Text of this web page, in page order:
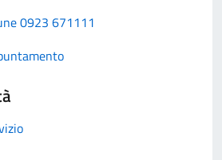
0923 671111